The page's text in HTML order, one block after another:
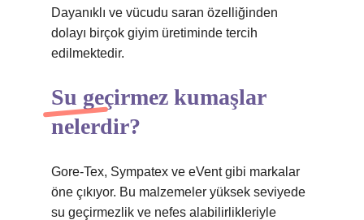
Dayanıklı ve vücudu saran özelliğinden
dolayı birçok giyim üretiminde tercih
edilmektedir.
Su geçirmez kumaşlar
nelerdir?
Gore-Tex, Sympatex ve eVent gibi markalar
öne çıkıyor. Bu malzemeler yüksek seviyede
su geçirmezlik ve nefes alabilirlikleriyle